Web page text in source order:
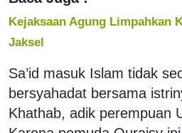
Kejaksaan Agung Limpahkan
Jaksel
Sa’id masuk Islam tidak
bersyahadat bersama
Khathab, adik perempuan